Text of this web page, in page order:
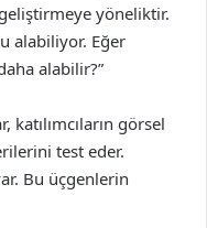
yöneliktir.
alabiliyor. Eğer
alabilir?”
görsel
test eder.
Bu üçgenlerin